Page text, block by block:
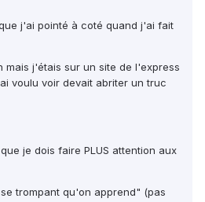
j'ai pointé à coté quand j'ai fait
mais j'étais sur un site de l'express
voulu voir devait abriter un truc
je dois faire PLUS attention aux
trompant qu'on apprend" (pas